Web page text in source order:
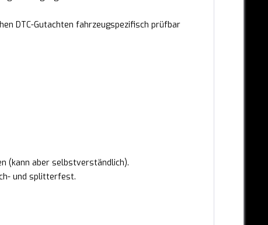
DTC-Gutachten fahrzeugspezifisch prüfbar
(kann aber selbstverständlich).
und splitterfest.